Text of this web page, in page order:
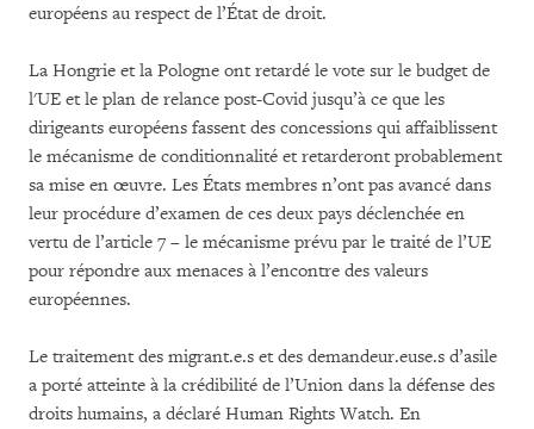
européens au respect de l’État de droit.
La Hongrie et la Pologne ont retardé le vote sur le budget de
l'UE et le plan de relance post-Covid jusqu’à ce que les
dirigeants européens fassent des concessions qui affaiblissent
le mécanisme de conditionnalité et retarderont probablement
sa mise en œuvre. Les États membres n’ont pas avancé dans
leur procédure d’examen de ces deux pays déclenchée en
vertu de l’article 7 – le mécanisme prévu par le traité de l’UE
pour répondre aux menaces à l’encontre des valeurs
européennes.
Le traitement des migrant.e.s et des demandeur.euse.s d’asile
a porté atteinte à la crédibilité de l’Union dans la défense des
droits humains, a déclaré Human Rights Watch. En